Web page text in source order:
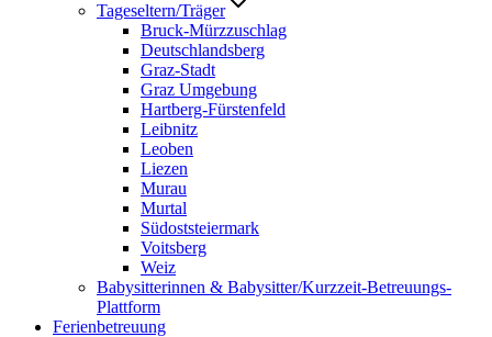
Tageseltern/Träger
Bruck-Mürzzuschlag
Deutschlandsberg
Graz-Stadt
Graz Umgebung
Hartberg-Fürstenfeld
Leibnitz
Leoben
Liezen
Murau
Murtal
Südoststeiermark
Voitsberg
Weiz
Babysitterinnen & Babysitter/Kurzzeit-Betreuungs-
Plattform
Ferienbetreuung